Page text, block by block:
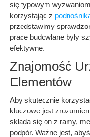
się typowym
korzystając z
przedstawimy
prace budowlane były
efektywne.
Znajomość
Elementów
Aby skutecznie
kluczowe jest
składa się on z ramy,
podpór. Ważne jest,